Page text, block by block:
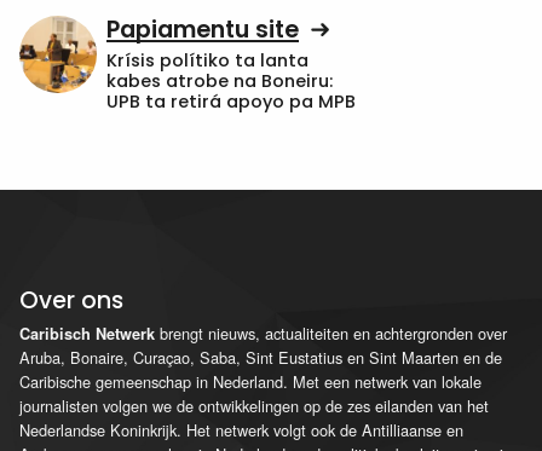
Papiamentu site
Krísis polítiko ta lanta
kabes atrobe na Boneiru:
UPB ta retirá apoyo pa MPB
Over ons
Caribisch Netwerk brengt nieuws, actualiteiten en achtergronden over
Aruba, Bonaire, Curaçao, Saba, Sint Eustatius en Sint Maarten en de
Caribische gemeenschap in Nederland. Met een netwerk van lokale
journalisten volgen we de ontwikkelingen op de zes eilanden van het
Nederlandse Koninkrijk. Het netwerk volgt ook de Antilliaanse en